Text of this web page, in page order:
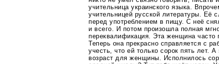
учительница украинского языка.
учительницей русской литературы. Её
перед употреблением в пищу. С неё
и всего. И потом произошла полная
переквалификация. Эта женщина
Теперь она прекрасно справляется с
учесть, что ей только сорок пять лет.
возраст для женщины. Исполнилось